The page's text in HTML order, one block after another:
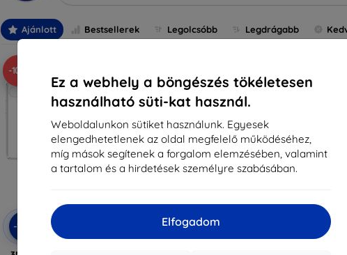
Ez a webhely a böngészés tökéletesen
használható süti-kat használ.
Weboldalunkon sütiket használunk. Egyesek
elengedhetetlenek az oldal megfelelő működéséhez,
míg mások segítenek a forgalom elemzésében, valamint
a tartalom és a hirdetések személyre szabásában.
Elfogadom
Ajánlott Bestsellerek Legolcsóbb Legdrágabb
-10%
-10%
Kedvezmény
kuponnal